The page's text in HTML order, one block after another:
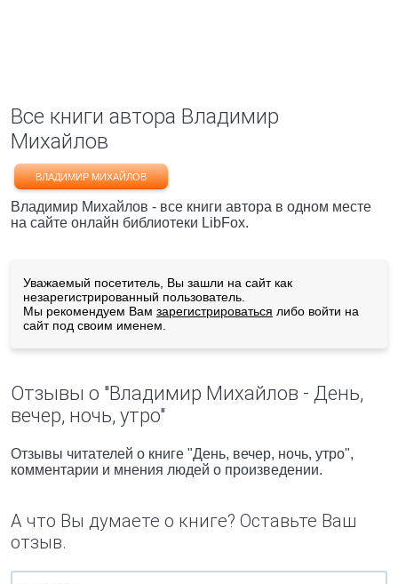
Все книги автора Владимир
Михайлов
ВЛАДИМИР МИХАЙЛОВ
Владимир Михайлов - все книги автора в одном месте
на сайте онлайн библиотеки LibFox.
Уважаемый посетитель, Вы зашли на сайт как
незарегистрированный пользователь.
Мы рекомендуем Вам зарегистрироваться либо войти на
сайт под своим именем.
Отзывы о "Владимир Михайлов - День,
вечер, ночь, утро"
Отзывы читателей о книге "День, вечер, ночь, утро",
комментарии и мнения людей о произведении.
А что Вы думаете о книге? Оставьте Ваш
отзыв.